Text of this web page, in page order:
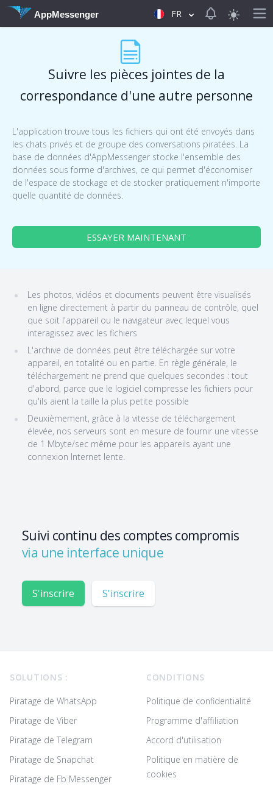
AppMessenger FR View
Suivre les pièces jointes de la
correspondance d'une autre personne
L'application trouve tous les fichiers qui ont été envoyés dans
les chats privés et de groupe des conversations piratées. La
base de données d'AppMessenger stocke l'ensemble des
données sous forme d'archives, ce qui permet d'économiser
de l'espace de stockage et de stocker pratiquement n'importe
quelle quantité de données.
ESSAYER MAINTENANT
Les photos, vidéos et documents peuvent être visualisés
en ligne directement à partir du panneau de contrôle, quel
que soit l'appareil ou le navigateur avec lequel vous
interagissez avec les fichiers
L'archive de données peut être téléchargée sur votre
appareil, en totalité ou en partie. En règle générale, le
téléchargement ne prend que quelques secondes : tout
d'abord, parce que le logiciel compresse les fichiers pour
qu'ils aient la taille la plus petite possible
Deuxièmement, grâce à la vitesse de téléchargement
élevée, nos serveurs sont en mesure de fournir une vitesse
de 1 Mbyte/sec même pour les appareils ayant une
connexion Internet lente.
Suivi continu des comptes compromis
via une interface unique
S'inscrire S'inscrire
SOLUTIONS :
Piratage de WhatsApp
Piratage de Viber
Piratage de Telegram
Piratage de Snapchat
Piratage de Fb Messenger
CONDITIONS
Politique de confidentialité
Programme d'affiliation
Accord d'utilisation
Politique en matière de
cookies